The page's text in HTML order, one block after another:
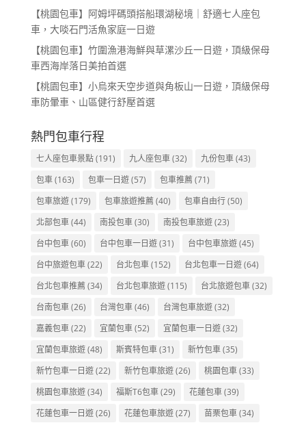
【桃園包車】阿姆坪碼頭搭船環湖秘境｜舒適七人座包
車，大啖石門活魚家庭一日遊
【桃園包車】竹圍漁港海鮮與草漯沙丘一日遊，頂級保母
車西海岸落日美拍首選
【桃園包車】小烏來天空步道與角板山一日遊，頂級保母
車防暈車、山區健行舒壓首選
熱門包車行程
七人座包車景點(191) 九人座包車(32) 九份包車(43)
包車(163) 包車一日遊(57) 包車推薦(71)
包車旅遊(179) 包車旅遊推薦(40) 包車自由行(50)
北部包車(44) 南投包車(30) 南投包車旅遊(23)
台中包車(60) 台中包車一日遊(31) 台中包車旅遊(45)
台中旅遊包車(22) 台北包車(152) 台北包車一日遊(64)
台北包車推薦(34) 台北包車旅遊(115) 台北旅遊包車(32)
台南包車(26) 台灣包車(46) 台灣包車旅遊(32)
嘉義包車(22) 宜蘭包車(52) 宜蘭包車一日遊(32)
宜蘭包車旅遊(48) 斯賓特包車(31) 新竹包車(35)
新竹包車一日遊(22) 新竹包車旅遊(26) 桃園包車(33)
桃園包車旅遊(34) 福斯T6包車(29) 花蓮包車(39)
花蓮包車一日遊(26) 花蓮包車旅遊(27) 苗栗包車(34)